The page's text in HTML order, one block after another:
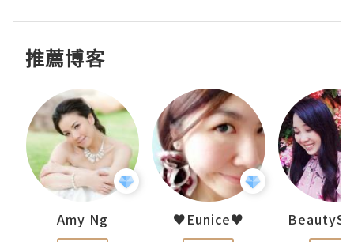
推薦博客
Amy Ng ♥Eunice♥